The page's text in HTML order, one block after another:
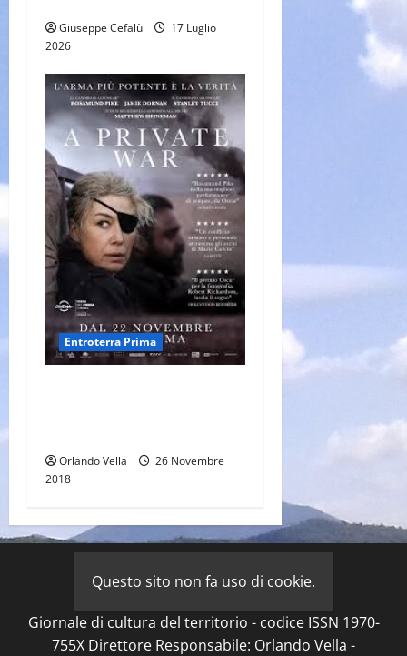
Giuseppe Cefalù
17 Luglio
2026
Entroterra Prima
Orlando Vella
26 Novembre
2018
Questo sito non fa uso di cookie.
Giornale di cultura del territorio - codice ISSN 1970-
755X Direttore Responsabile: Orlando Vella -